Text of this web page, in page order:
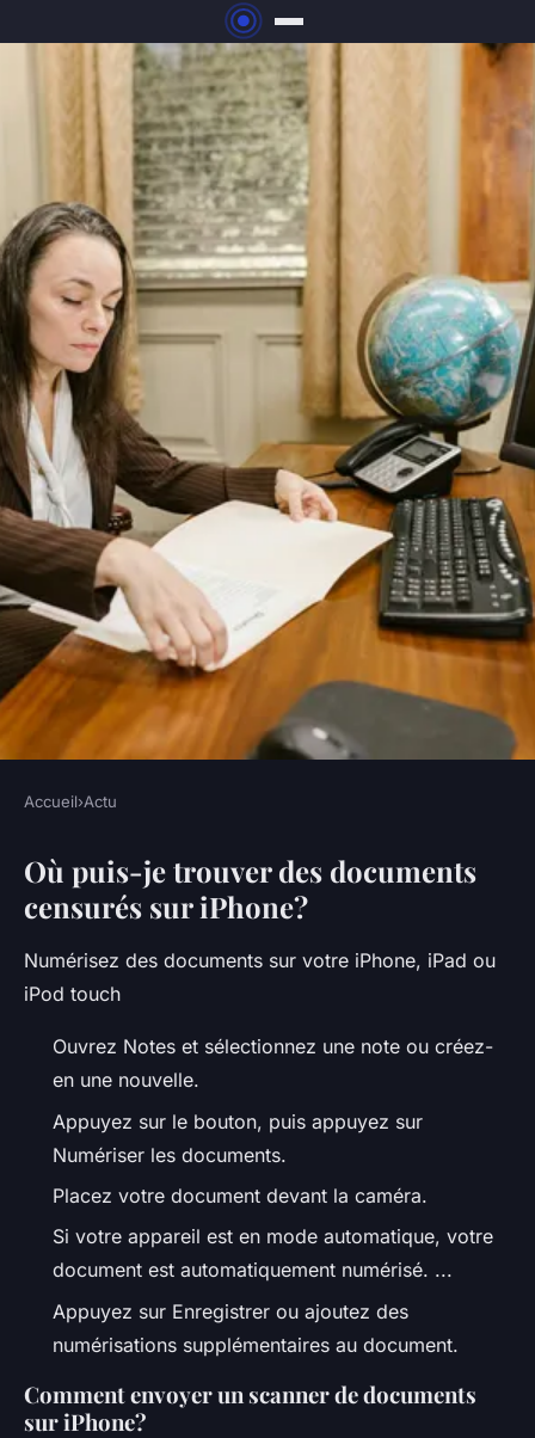
Où sont les documents
numérisés ?
•5 octobre 2022 •3 min de lecture
Accueil›Actu
Où puis-je trouver des documents
censurés sur iPhone?
Numérisez des documents sur votre iPhone, iPad ou
iPod touch
Ouvrez Notes et sélectionnez une note ou créez-
en une nouvelle.
Appuyez sur le bouton, puis appuyez sur
Numériser les documents.
Placez votre document devant la caméra.
Si votre appareil est en mode automatique, votre
document est automatiquement numérisé. ...
Appuyez sur Enregistrer ou ajoutez des
numérisations supplémentaires au document.
Comment envoyer un scanner de documents
sur iPhone?